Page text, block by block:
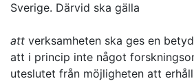
Sverige. Därvid ska gälla
att verksamheten ska ges en
att i princip inte något
uteslutet från möjligheten att